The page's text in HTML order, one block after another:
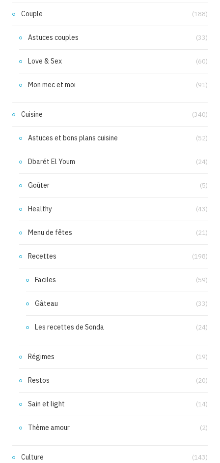
Couple (188)
Astuces couples (33)
Love & Sex (60)
Mon mec et moi (91)
Cuisine (340)
Astuces et bons plans cuisine (52)
Dbarét El Youm (24)
Goûter (5)
Healthy (43)
Menu de fêtes (21)
Recettes (198)
Faciles (59)
Gâteau (33)
Les recettes de Sonda (24)
Régimes (19)
Restos (20)
Sain et light (14)
Thème amour (2)
Culture (143)